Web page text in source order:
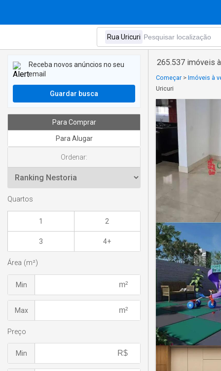
265.537 imóveis
Começar > Imóveis à
Uricuri
Receba novos anúncios no seu
email
Guardar busca
Para Comprar
Para Alugar
Ordenar:
Quartos
1 2
3 4+
Área (m²)
Min
Max
Preço
Min